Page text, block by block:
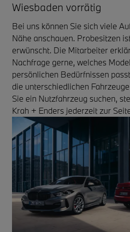
Wiesbaden vorrätig
Bei uns können Sie sich viele
Nähe anschauen. Probesitzen
erwünscht. Die Mitarbeiter
Nachfrage gerne, welches
persönlichen Bedürfnissen
die unterschiedlichen
Sie ein Nutzfahrzeug suchen,
Krah + Enders jederzeit zur